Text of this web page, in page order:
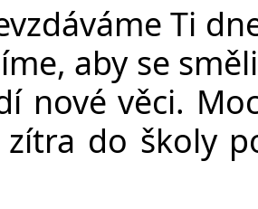
Ti
aby se
nové věci.
do školy